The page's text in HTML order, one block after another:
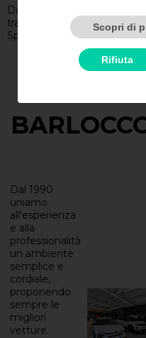
Da oltre 30 anni
tramite la Vendita di Veicoli
Specializzata e il Noleggio
Dal 1990
uniamo
all'esperienza
e alla
professionalità
un ambiente
semplice e
cordiale,
proponendo
sempre le
migliori
vetture.
Scopri di
Rifiuta